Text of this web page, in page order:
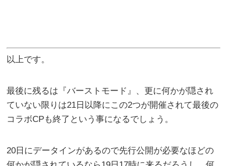
以上です。
最後に残るは『バーストモード』、更に何かが隠され
ていない限りは21日以降にこの2つが開催されて最後の
コラボCPも終了という事になるでしょう。
20日にデータインがあるので先行公開が必要なほどの